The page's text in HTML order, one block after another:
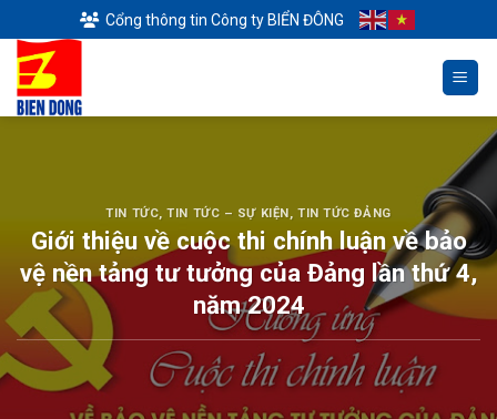
to
content
Cổng thông tin Công ty BIỂN ĐÔNG
TIN TỨC,TIN TỨC – SỰ KIỆN, TIN TỨC ĐẢNG
Giới thiệu về cuộc thi chính luận về bảo
vệ nền tảng tư tưởng của Đảng lần thứ 4,
năm 2024